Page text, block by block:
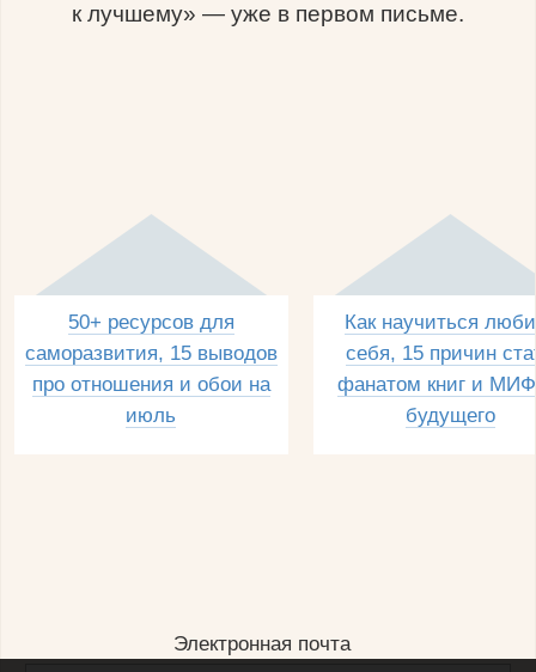
к лучшему» — уже в первом письме.
50+ ресурсов для
саморазвития, 15 выводов
про отношения и обои на
июль
Как научиться
себя, 15 причин
фанатом книг и
будущего
Электронная почта